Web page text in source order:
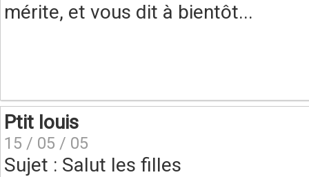
mérite, et vous dit à bientôt...
Ptit louis
15 / 05 / 05
Sujet : Salut les filles